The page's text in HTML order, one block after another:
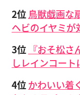
2位鳥獣戯画
ヘビのイヤミが
3位 『おそ松
しレインコー
4位かわいい着